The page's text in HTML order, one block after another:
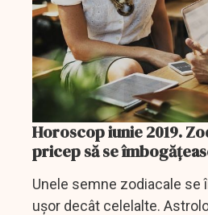
Horoscop iunie 2019.
pricep să se
Unele semne zodiacale se
ușor decât celelalte.